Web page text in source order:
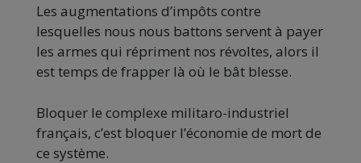
Les augmentations d’impôts contre
lesquelles nous nous battons servent à payer
les armes qui répriment nos révoltes, alors il
est temps de frapper là où le bât blesse.
Bloquer le complexe militaro-industriel
français, c’est bloquer l’économie de mort de
ce système.